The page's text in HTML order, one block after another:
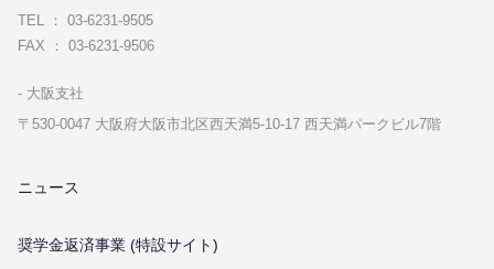
TEL ： 03-6231-9505
FAX ： 03-6231-9506
⼤阪⽀社
〒530-0047 ⼤阪府⼤阪市北区⻄天満5-10-17 ⻄天満パークビル7階
ニュース
奨学金返済事業 (特設サイト)